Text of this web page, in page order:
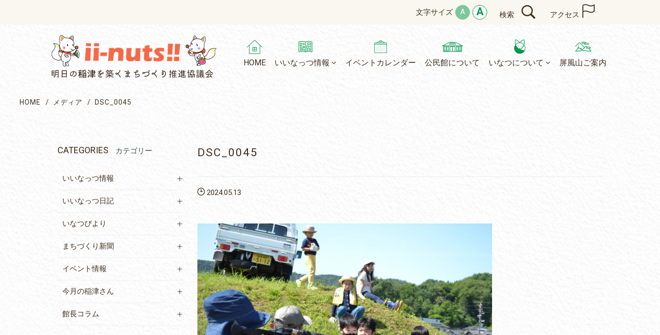
文字サイズ A A 検索 アクセス
HOME いいなっつ情報 イベントカレンダー 公民館について いなつについて 屏風山ご案内
HOME メディア DSC_0045
CATEGORIES カテゴリー
いいなっつ情報
いいなっつ日記
いなつびより
まちづくり新聞
イベント情報
今月の稲津さん
館長コラム
DSC_0045
2024.05.13